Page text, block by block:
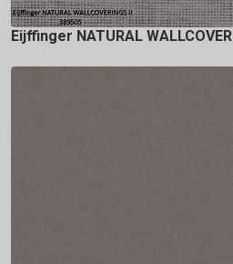
Eijffinger NATURAL